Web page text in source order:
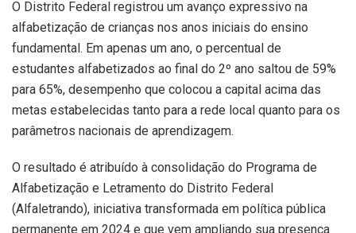
O Distrito Federal registrou um avanço expressivo na
alfabetização de crianças nos anos iniciais do ensino
fundamental. Em apenas um ano, o percentual de
estudantes alfabetizados ao final do 2º ano saltou de 59%
para 65%, desempenho que colocou a capital acima das
metas estabelecidas tanto para a rede local quanto para os
parâmetros nacionais de aprendizagem.
O resultado é atribuído à consolidação do Programa de
Alfabetização e Letramento do Distrito Federal
(Alfaletrando), iniciativa transformada em política pública
permanente em 2024 e que vem ampliando sua presença